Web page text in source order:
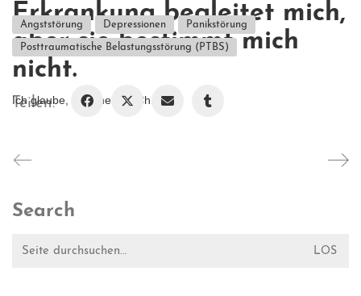
Erkrankung begleitet mich,
aber sie bestimmt mich
nicht.
Ich glaube, was meinen Ch...
Angststörung Depressionen Panikstörung
Posttraumatische Belastungsstörung (PTBS)
Teilen:
Search
nach: